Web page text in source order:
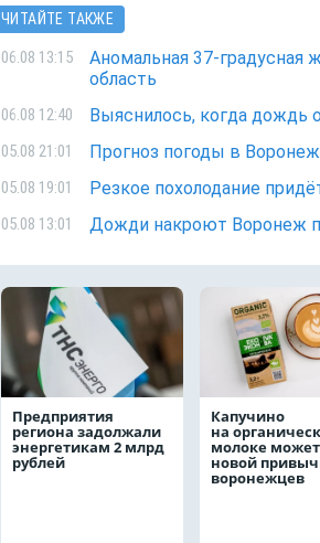
ЧИТАЙТЕ ТАКЖЕ
06.08 13:15
Аномальная 37-градусная
область
06.08 12:40 Выяснилось, когда дождь
05.08 21:01 Прогноз погоды в
05.08 19:01 Резкое похолодание
05.08 13:01 Дожди накроют Воронеж
Предприятия
региона задолжали
энергетикам 2 млрд
рублей
Капучино
на
молоке может
новой
воронежцев